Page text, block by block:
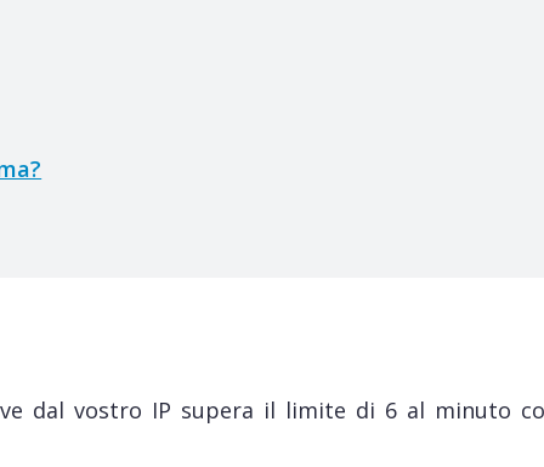
dal vostro IP supera il limite di 6 al minuto